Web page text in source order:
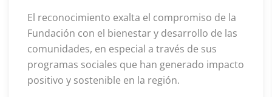
El reconocimiento exalta el compromiso de la
Fundación con el bienestar y desarrollo de las
comunidades, en especial a través de sus
programas sociales que han generado impacto
positivo y sostenible en la región.